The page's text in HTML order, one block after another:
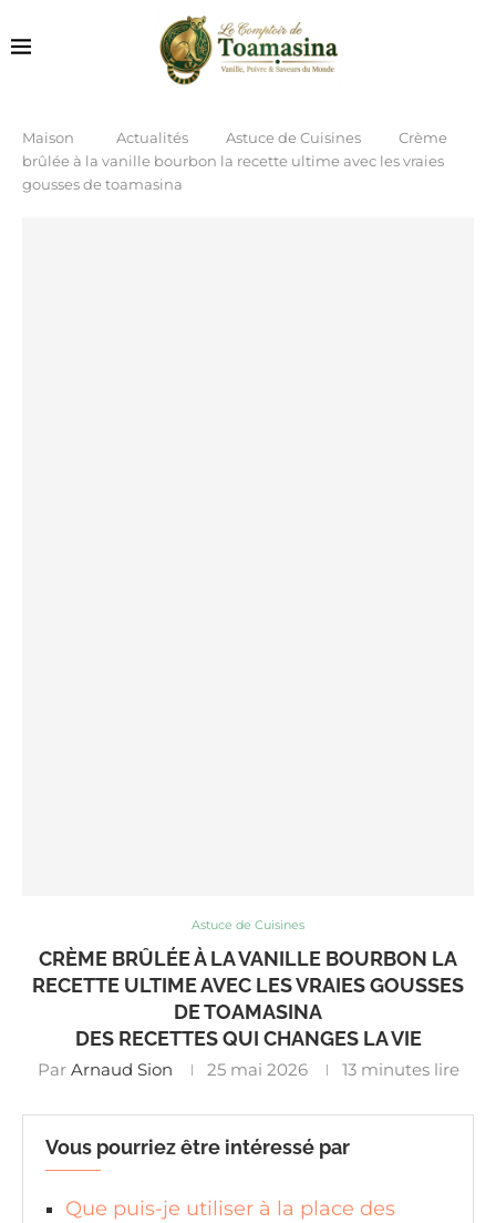
Maison Actualités Astuce de Cuisines
Crème
brûlée à la vanille bourbon la recette ultime avec les vraies
gousses de toamasina
Astuce de Cuisines
CRÈME BRÛLÉE À LA VANILLE BOURBON LA
RECETTE ULTIME AVEC LES VRAIES GOUSSES
DE TOAMASINA
DES RECETTES QUI CHANGES LA VIE
Par Arnaud Sion 25 mai 2026 13 minutes lire
Vous pourriez être intéressé par
Que puis-je utiliser à la place des